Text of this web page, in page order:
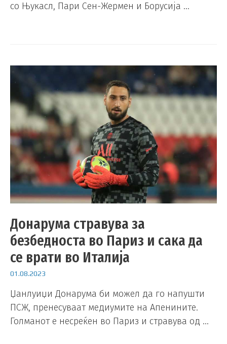
со Њукасл, Пари Сен-Жермен и Борусија …
Донарума стравува за
безбедноста во Париз и сака да
се врати во Италија
01.08.2023
Џанлуиџи Донарума би можел да го напушти
ПСЖ, пренесуваат медиумите на Апенините.
Голманот е несреќен во Париз и стравува од …